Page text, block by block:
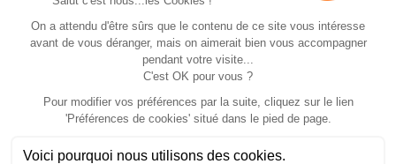
Ford pont
carré
Référence :
920703
Véhicule :
pont carré
- 23%